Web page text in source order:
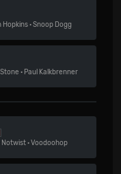
Hopkins·Snoop Dogg
· Paul Kalkbrenner
Notwist·Voodoohop